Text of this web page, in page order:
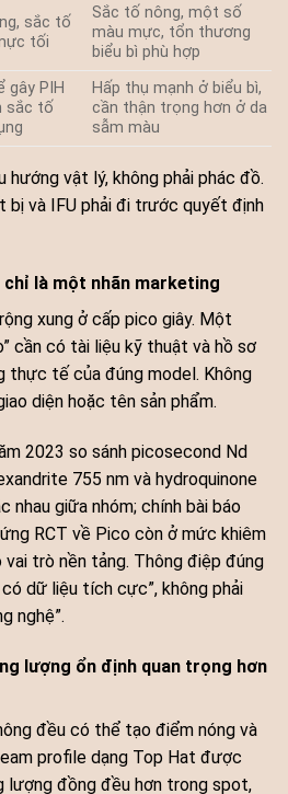
sắc tố
tối
Sắc tố nông, một số
màu mực, tổn thương
biểu bì phù hợp
gây PIH
sắc tố
Hấp thụ mạnh ở biểu bì,
cần thận trọng hơn ở da
sẫm màu
hướng vật lý, không phải phác đồ.
bị và IFU phải đi trước quyết định
là một nhãn marketing
xung ở cấp pico giây. Một
cần có tài liệu kỹ thuật và hồ sơ
thực tế của đúng model. Không
diện hoặc tên sản phẩm.
2023 so sánh picosecond Nd
755 nm và hydroquinone
nhau giữa nhóm; chính bài báo
RCT về Pico còn ở mức khiêm
trò nền tảng. Thông điệp đúng
dữ liệu tích cực”, không phải
nghệ”.
lượng ổn định quan trọng hơn
đều có thể tạo điểm nóng và
profile dạng Top Hat được
lượng đồng đều hơn trong spot,